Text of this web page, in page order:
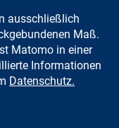
springen
ausschließlich
Maß.
Matomo in einer
Informationen
Datenschutz.